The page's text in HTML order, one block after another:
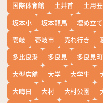
国際体育館
土井首 土用
坂本小
坂本龍馬 埋め立て
壱岐
壱岐市 売れ行き
多比良港
多良見 多良見町
大型店舗
大学 大学生
大晦日
大村 大村公園